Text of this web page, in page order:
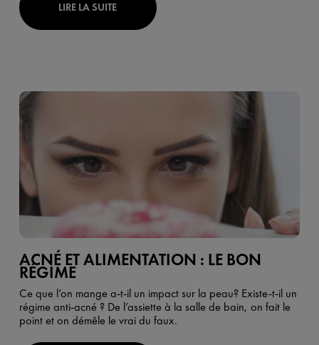
LIRE LA SUITE
ACNÉ ET ALIMENTATION : LE BON
RÉGIME
Ce que l’on mange a-t-il un impact sur la peau? Existe-t-il un
régime anti-acné ? De l’assiette à la salle de bain, on fait le
point et on démêle le vrai du faux.